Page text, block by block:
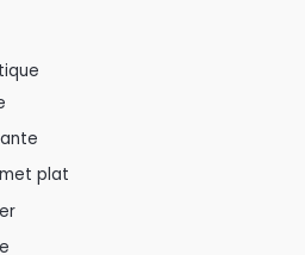
plat